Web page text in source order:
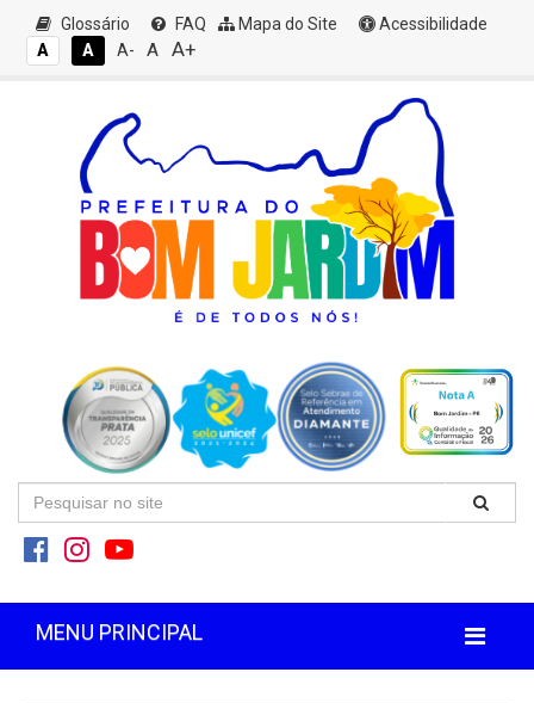
Glossário FAQ Mapa do Site
Acessibilidade
A
A A- A A+
MENU PRINCIPAL